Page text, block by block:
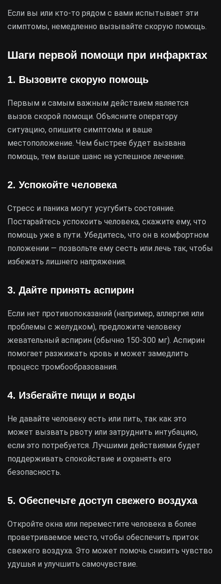
Если вы или кто-то рядом с вами испытывает эти
симптомы, немедленно вызывайте скорую помощь.
Шаги первой помощи при инфарктах
1. Вызовите скорую помощь
Первым и самым важным действием является
вызов скорой помощи. Объясните оператору
ситуацию, опишите симптомы и ваше
местоположение. Чем быстрее будет вызвана
помощь, тем выше шанс на успешное лечение.
2. Успокойте человека
Стресс и паника могут усугубить состояние.
Постарайтесь успокоить человека, скажите ему, что
помощь уже в пути. Убедитесь, что он в комфортном
положении — позвольте ему сесть или лечь так, чтобы
избежать лишнего напряжения.
3. Дайте принять аспирин
Если нет противопоказаний (например, аллергия или
проблемы с желудком), предложите человеку
жевательный аспирин (обычно 150-300 мг). Аспирин
помогает разжижать кровь и может замедлить
процесс тромбообразования.
4. Избегайте пищи и воды
Не давайте человеку есть или пить, так как это
может вызвать рвоту или затруднить интубацию,
если это потребуется. Лучшими действиями будет
поддерживать спокойствие и охранять его
безопасность.
5. Обеспечьте доступ свежего воздуха
Откройте окна или переместите человека в более
проветриваемое место, чтобы обеспечить приток
свежего воздуха. Это может помочь снизить чувство
удушья и улучшить самочувствие.